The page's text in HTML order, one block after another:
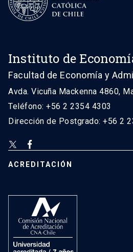
Instituto de
Facultad de Economía y
Avda. Vicuña Mackenna 4860,
Teléfono: +56 2 2354 4303
Dirección de Postgrado: +56 2
ACREDITACIÓN